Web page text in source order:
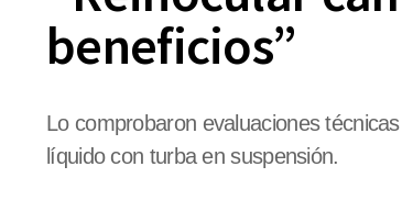
beneficios”
Lo comprobaron evaluaciones
líquido con turba en suspensión.